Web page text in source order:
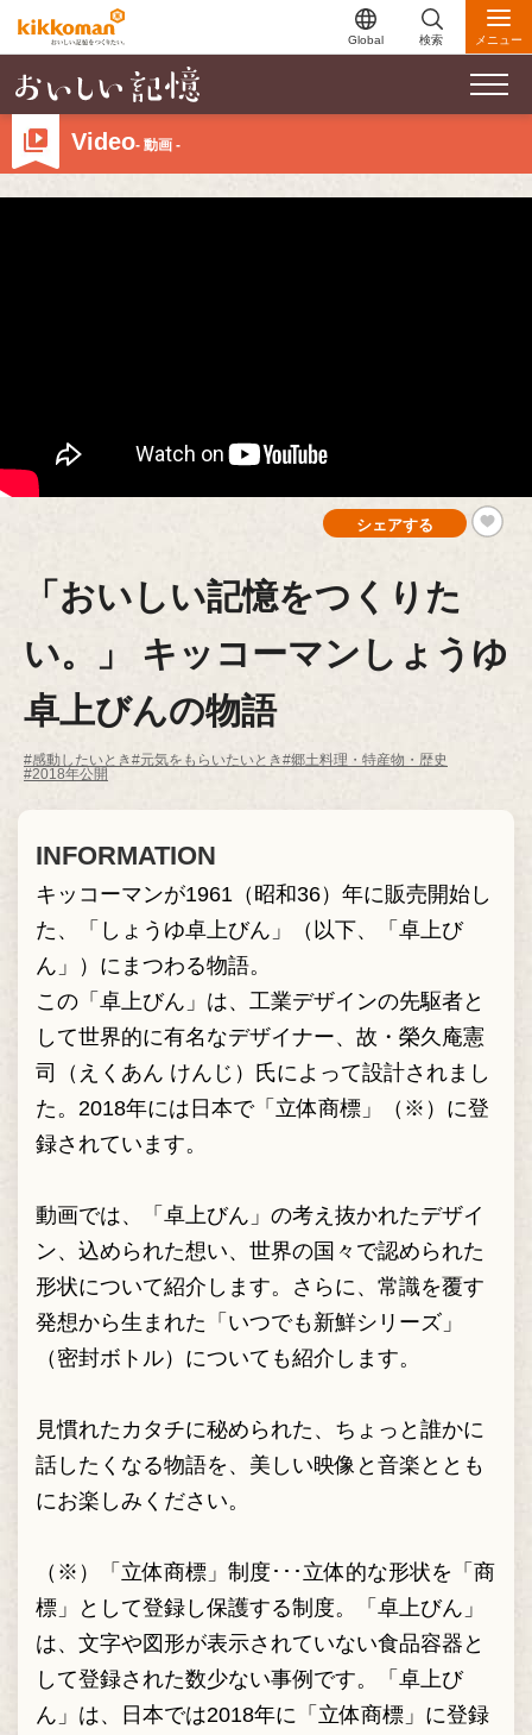
Global 検索 メニュー
Video- 動画 -
シェアする
「おいしい記憶をつくりた
い。」 キッコーマンしょうゆ
卓上びんの物語
#感動したいとき#元気をもらいたいとき#郷土料理・特産物・歴史
#2018年公開
INFORMATION
キッコーマンが1961（昭和36）年に販売開始し
た、「しょうゆ卓上びん」（以下、「卓上び
ん」）にまつわる物語。
この「卓上びん」は、工業デザインの先駆者と
して世界的に有名なデザイナー、故・榮久庵憲
司（えくあん けんじ）氏によって設計されまし
た。2018年には日本で「立体商標」（※）に登
録されています。
動画では、「卓上びん」の考え抜かれたデザイ
ン、込められた想い、世界の国々で認められた
形状について紹介します。さらに、常識を覆す
発想から生まれた「いつでも新鮮シリーズ」
（密封ボトル）についても紹介します。
見慣れたカタチに秘められた、ちょっと誰かに
話したくなる物語を、美しい映像と音楽ととも
にお楽しみください。
（※）「立体商標」制度･･･立体的な形状を「商
標」として登録し保護する制度。「卓上びん」
は、文字や図形が表示されていない食品容器と
して登録された数少ない事例です。「卓上び
ん」は、日本では2018年に「立体商標」に登録